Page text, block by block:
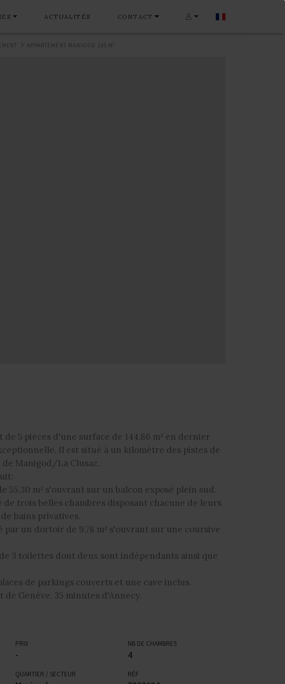
ACTUALITÉS CONTACT
APPARTEMENT MANIGOD 145 M²
5 pièces d'une surface de 144,86 m² en dernier
Il est situé à un kilomètre des pistes de
Manigod/La Clusaz.
55,30 m² s'ouvrant sur un balcon exposé plein sud.
de trois belles chambres disposant chacune de leurs
bains privatives.
par un dortoir de 9,78 m² s'ouvrant sur une coursive
3 toilettes dont deux sont indépendants ainsi que
de parkings couverts et une cave inclus.
Genève, 35 minutes d'Annecy.
PRIX
-
NB DE CHAMBRES
4
QUARTIER / SECTEUR RÉF